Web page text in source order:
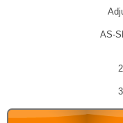
AS-